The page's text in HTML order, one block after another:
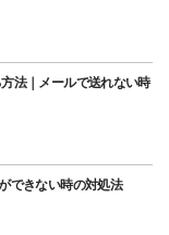
法｜メールで送れない時
できない時の対処法